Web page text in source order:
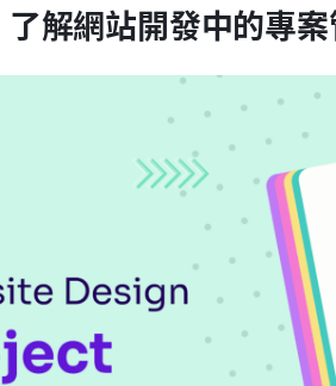
解網站開發中的專